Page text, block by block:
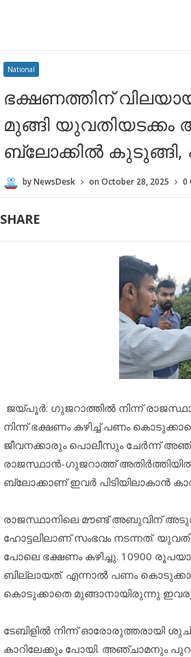
National
ഭക്ഷണത്തിന്
മുങ്ങി
ബ്ലോക്കിൽ കുടുങ്ങി,
byNewsDesk on October 28, 2025 0
SHARE
ജയ്‌പൂർ: ഗുജറാത്തിൽ നിന്ന്
നിന്ന് ഭക്ഷണം കഴിച്ച് പണം
ജീവനക്കാരും പൊലീസും ചേർന്ന്
രാജസ്ഥാൻ-ഗുജറാത്ത് അതിർത്തിയിൽ
ബ്ലോക്കാണ് ഇവർ പിടിയിലാകാൻ
രാജസ്ഥാനിലെ മൗണ്ട് അബുവിന്
ഹോട്ടലിലാണ് സംഭവം നടന്നത്.
പോലെ ഭക്ഷണം കഴിച്ചു. 10900
ബില്ലായത്. എന്നാൽ പണം
കൊടുക്കാതെ മുങ്ങാനായിരുന്നു
ടേബിളിൽ നിന്ന് ഓരോരുത്തരായി
കാറിലേക്കും പോയി. അഞ്ചാമനും